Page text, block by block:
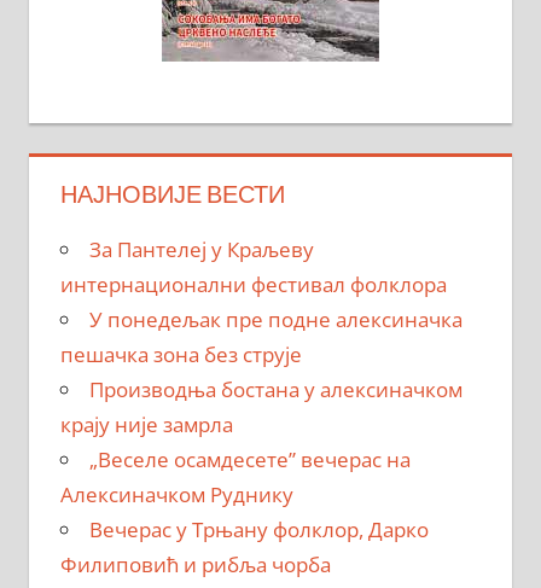
НАЈНОВИЈЕ ВЕСТИ
За Пантелеј у Краљеву
интернационални фестивал фолклора
У понедељак пре подне алексиначка
пешачка зона без струје
Производња бостана у алексиначком
крају није замрла
„Веселе осамдесете” вечерас на
Алексиначком Руднику
Вечерас у Трњану фолклор, Дарко
Филиповић и рибља чорба